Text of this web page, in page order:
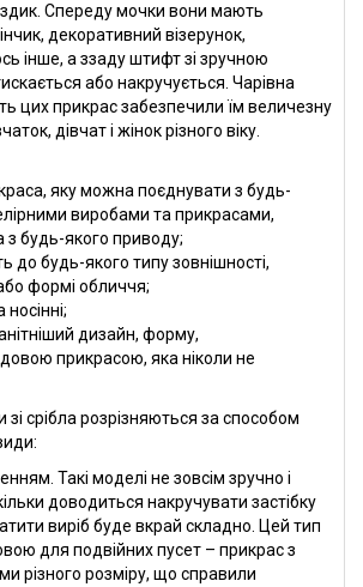
Спереду мочки вони мають
декоративний візерунок,
інше, а ззаду штифт зі зручною
або накручується. Чарівна
цих прикрас забезпечили їм величезну
дівчат і жінок різного віку.
яку можна поєднувати з будь-
виробами та прикрасами,
з будь-якого приводу;
до будь-якого типу зовнішності,
формі обличчя;
носінні;
дизайн, форму,
прикрасою, яка ніколи не
срібла розрізняються за способом
Такі моделі не зовсім зручно і
доводиться накручувати застібку
виріб буде вкрай складно. Цей тип
для подвійних пусет – прикрас з
різного розміру, що справили